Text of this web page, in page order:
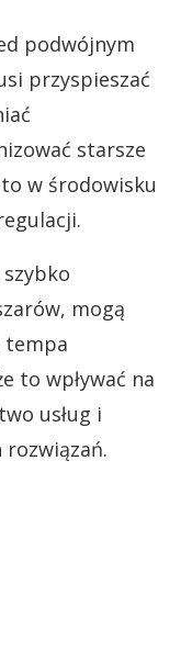
podwójnym
przyspieszać
starsze
w środowisku
mogą
tempa
to wpływać na
usług i
rozwiązań.